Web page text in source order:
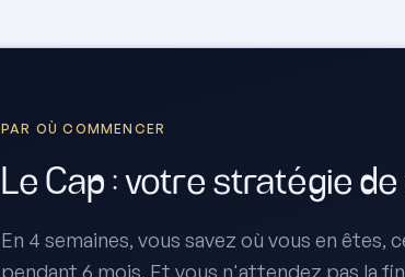
PAR OÙ COMMENCER
Le Cap : votre stratégie
En 4 semaines, vous savez où vous en
pendant 6 mois. Et vous n'attendez pas la